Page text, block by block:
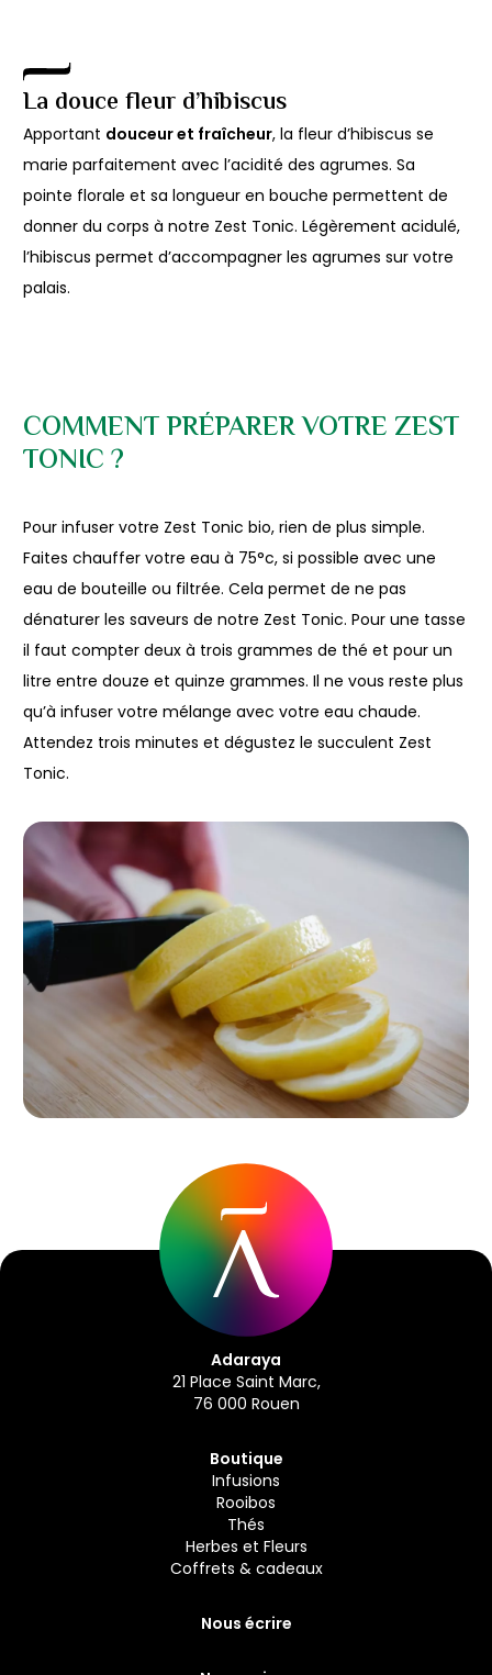
La douce fleur d’hibiscus
Apportant douceur et fraîcheur, la fleur d’hibiscus se
marie parfaitement avec l’acidité des agrumes. Sa
pointe florale et sa longueur en bouche permettent de
donner du corps à notre Zest Tonic. Légèrement acidulé,
l’hibiscus permet d’accompagner les agrumes sur votre
palais.
COMMENT PRÉPARER VOTRE ZEST
TONIC ?
Pour infuser votre Zest Tonic bio, rien de plus simple.
Faites chauffer votre eau à 75°c, si possible avec une
eau de bouteille ou filtrée. Cela permet de ne pas
dénaturer les saveurs de notre Zest Tonic. Pour une tasse
il faut compter deux à trois grammes de thé et pour un
litre entre douze et quinze grammes. Il ne vous reste plus
qu’à infuser votre mélange avec votre eau chaude.
Attendez trois minutes et dégustez le succulent Zest
Tonic.
Adaraya
21 Place Saint Marc,
76 000 Rouen
Boutique
Infusions
Rooibos
Thés
Herbes et Fleurs
Coffrets & cadeaux
Nous écrire